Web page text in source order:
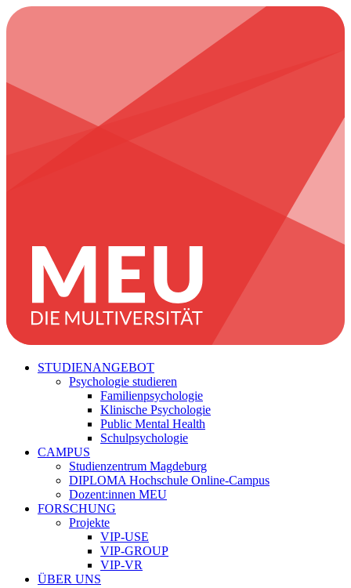
STUDIENANGEBOT
Psychologie studieren
Familienpsychologie
Klinische Psychologie
Public Mental Health
Schulpsychologie
CAMPUS
Studienzentrum Magdeburg
DIPLOMA Hochschule Online-Campus
Dozent:innen MEU
FORSCHUNG
Projekte
VIP-USE
VIP-GROUP
VIP-VR
ÜBER UNS